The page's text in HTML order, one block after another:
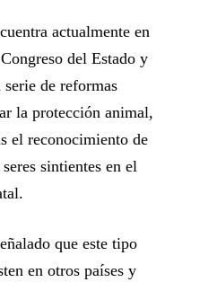
actualmente en
del Estado y
de reformas
la protección animal,
el reconocimiento de
sintientes en el
que este tipo
en otros países y